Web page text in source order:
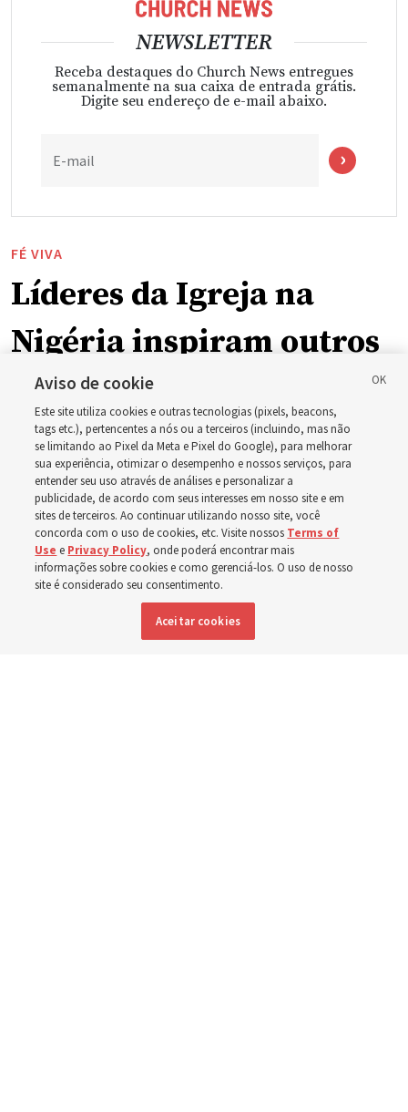
NEWSLETTER
Receba destaques do Church News entregues
semanalmente na sua caixa de entrada grátis.
Digite seu endereço de e-mail abaixo.
E-mail
FÉ VIVA
Líderes da Igreja na
Nigéria inspiram outros
ao se matricularem na
BYU-Pathway Worldwide
‘Se o bispo consegue fazer isso, eu também consigo’
5 agosto 2026, 1:14 p.m. MDT Compartilhar
| Espanhol
Aviso de cookie
Este site utiliza cookies e outras tecnologias (pixels, beacons,
tags etc.), pertencentes a nós ou a terceiros (incluindo, mas não
se limitando ao Pixel da Meta e Pixel do Google), para melhorar
sua experiência, otimizar o desempenho e nossos serviços, para
entender seu uso através de análises e personalizar a
publicidade, de acordo com seus interesses em nosso site e em
sites de terceiros. Ao continuar utilizando nosso site, você
concorda com o uso de cookies, etc. Visite nossos Terms of
Use e Privacy Policy, onde poderá encontrar mais
informações sobre cookies e como gerenciá-los. O uso de nosso
site é considerado seu consentimento.
Aceitar cookies